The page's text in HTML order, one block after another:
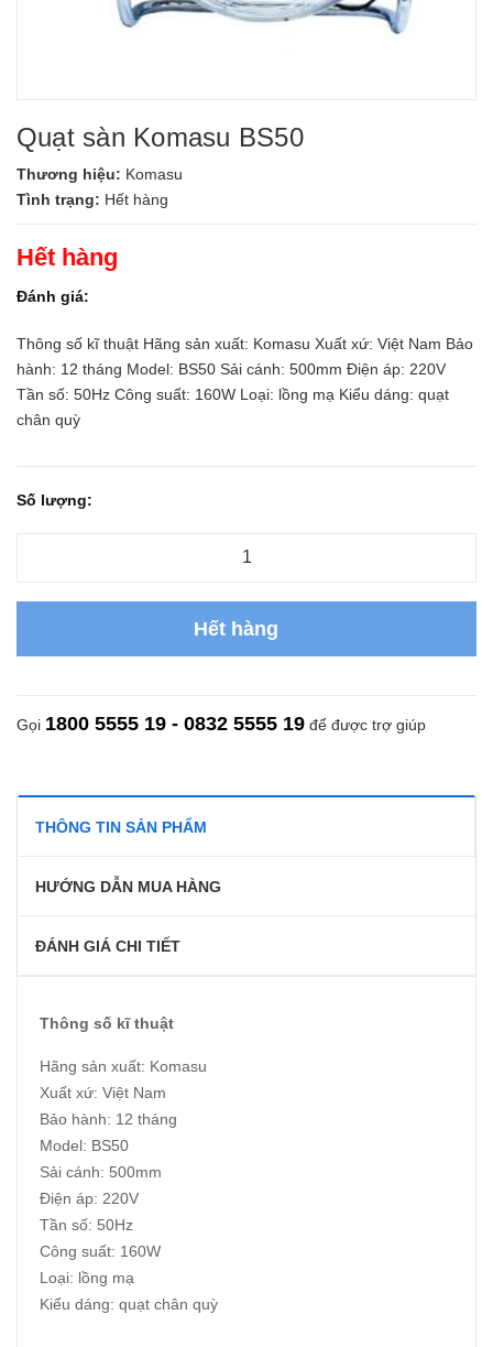
Quạt sàn Komasu BS50
Thương hiệu: Komasu
Tình trạng: Hết hàng
Hết hàng
Đánh giá:
Thông số kĩ thuật Hãng sản xuất: Komasu Xuất xứ: Việt Nam Bảo
hành: 12 tháng Model: BS50 Sải cánh: 500mm Điện áp: 220V
Tần số: 50Hz Công suất: 160W Loại: lồng mạ Kiểu dáng: quạt
chân quỳ
Số lượng:
Hết hàng
Gọi 1800 5555 19 - 0832 5555 19 để được trợ giúp
THÔNG TIN SẢN PHẨM
HƯỚNG DẪN MUA HÀNG
ĐÁNH GIÁ CHI TIẾT
Thông số kĩ thuật
Hãng sản xuất: Komasu
Xuất xứ: Việt Nam
Bảo hành: 12 tháng
Model: BS50
Sải cánh: 500mm
Điện áp: 220V
Tần số: 50Hz
Công suất: 160W
Loại: lồng mạ
Kiểu dáng: quạt chân quỳ